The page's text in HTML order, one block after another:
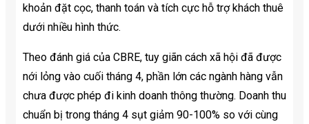
khoản đặt cọc, thanh toán và tích cực hỗ trợ khách thuê
dưới nhiều hình thức.
Theo đánh giá của CBRE, tuy giãn cách xã hội đã được
nới lỏng vào cuối tháng 4, phần lớn các ngành hàng vẫn
chưa được phép đi kinh doanh thông thường. Doanh thu
chuẩn bị trong tháng 4 sụt giảm 90-100% so với cùng